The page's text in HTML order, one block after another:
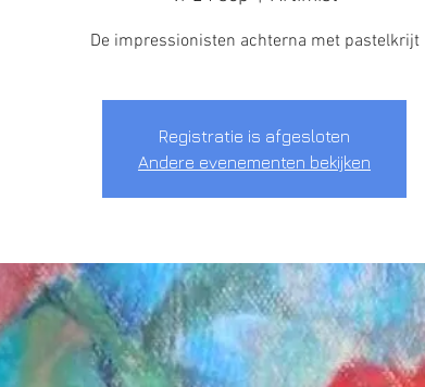
De impressionisten achterna met pastelkrijt
Registratie is afgesloten
Andere evenementen bekijken